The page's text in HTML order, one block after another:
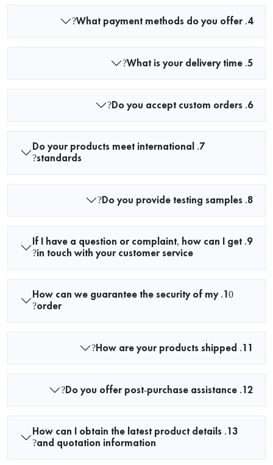
4. What payment methods do you offer?
5. What is your delivery time?
6. Do you accept custom orders?
7. Do your products meet international
standards?
8. Do you provide testing samples?
9. If I have a question or complaint, how can I get
in touch with your customer service?
10. How can we guarantee the security of my
order?
11. How are your products shipped?
12. Do you offer post-purchase assistance?
13. How can I obtain the latest product details
and quotation information?